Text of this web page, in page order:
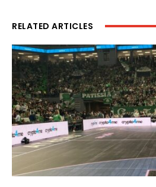
RELATED ARTICLES